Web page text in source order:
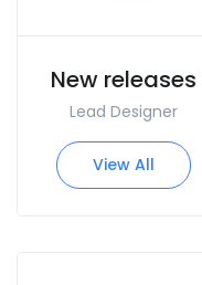
New releases
Lead Designer
View All